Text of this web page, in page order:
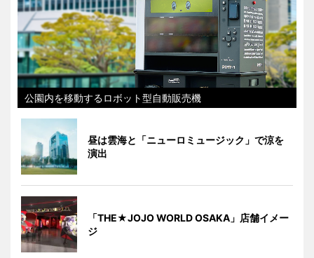
公園内を移動するロボット型自動販売機
昼は雲海と「ニューロミュージック」で涼を
演出
「THE★JOJO WORLD OSAKA」店舗イメー
ジ